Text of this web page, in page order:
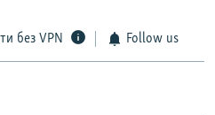
без VPN Follow us